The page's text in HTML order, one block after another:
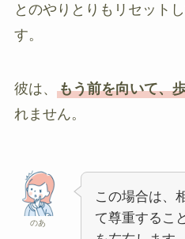
とのやりとりもリセット
す。
彼は、 もう前を向いて、
れません。
のあ
この場合は、
て尊重するこ